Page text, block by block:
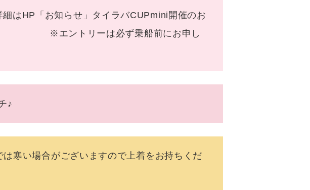
知らせ」タイラバCUPmini開催のお
は必ず乗船前にお申し
♪
寒い場合がございますので上着をお持ちくだ